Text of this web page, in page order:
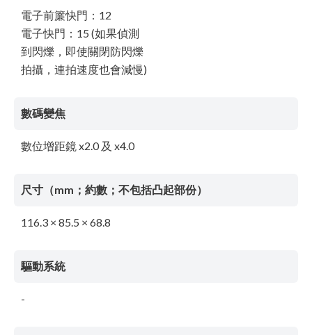
電子前簾快門：12
電子快門：15 (如果偵測
到閃爍，即使關閉防閃爍
拍攝，連拍速度也會減慢)
數碼變焦
數位增距鏡 x2.0 及 x4.0
尺寸（mm；約數；不包括凸起部份）
116.3 × 85.5 × 68.8
驅動系統
-